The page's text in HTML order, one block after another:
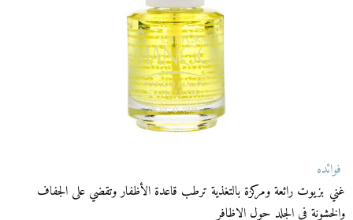
فوائده
غني بزيوت رائعة ومركزة بالتغذية ترطب قاعدة الأظفار وتقضي على الجفاف
والخشونة في الجلد حول الاظافر